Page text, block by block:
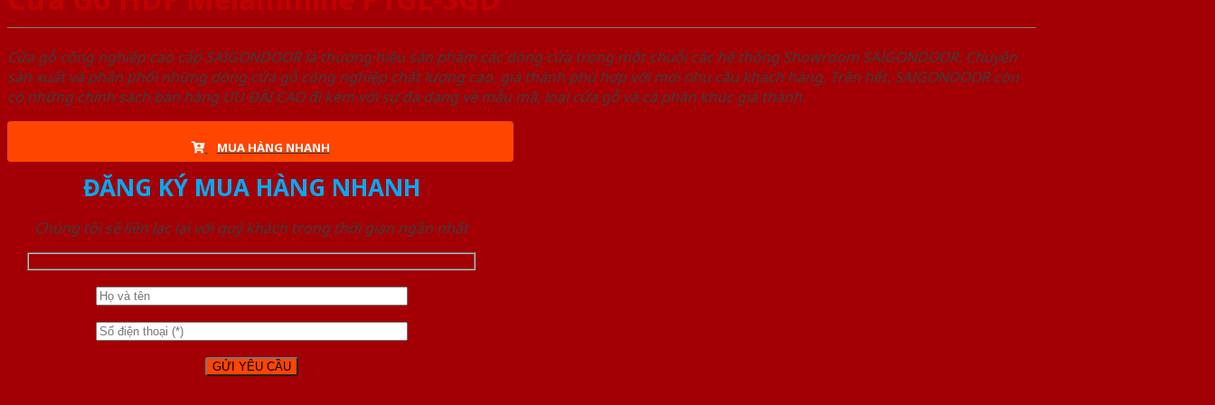
Cửa gỗ công nghiệp cao cấp SAIGONDOOR là thương hiệu sản phẩm các dòng cửa trong một chuỗi các hệ thống Showroom SAIGONDOOR. Chuyên
sản xuất và phân phối những dòng cửa gỗ công nghiệp chất lượng cao, giá thành phù hợp với mọi nhu cầu khách hàng. Trên hết, SAIGONDOOR còn
có những chính sách bán hàng ƯU ĐÃI CAO đi kèm với sự đa dạng về mẫu mã, loại cửa gỗ và cả phân khúc giá thành.
MUA HÀNG NHANH
ĐĂNG KÝ MUA HÀNG NHANH
Chúng tôi sẽ liên lạc lại với quý khách trong thời gian ngắn nhất